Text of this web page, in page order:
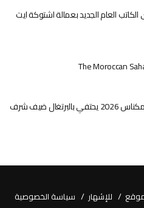
العام الجديد بعمالة اشتوكة ايت
The Moroccan
ضيف شرف
للإشهار سياسة الخصوصية